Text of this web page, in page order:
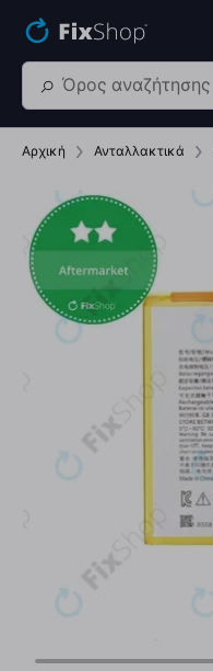
Αρχική Ανταλλακτικά